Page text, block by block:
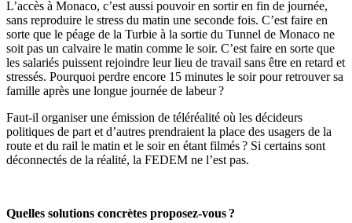
L’accès à Monaco, c’est aussi pouvoir en sortir en fin de journée,
sans reproduire le stress du matin une seconde fois. C’est faire en
sorte que le péage de la Turbie à la sortie du Tunnel de Monaco ne
soit pas un calvaire le matin comme le soir. C’est faire en sorte que
les salariés puissent rejoindre leur lieu de travail sans être en retard et
stressés. Pourquoi perdre encore 15 minutes le soir pour retrouver sa
famille après une longue journée de labeur ?
Faut-il organiser une émission de téléréalité où les décideurs
politiques de part et d’autres prendraient la place des usagers de la
route et du rail le matin et le soir en étant filmés ? Si certains sont
déconnectés de la réalité, la FEDEM ne l’est pas.
Quelles solutions concrètes proposez-vous ?